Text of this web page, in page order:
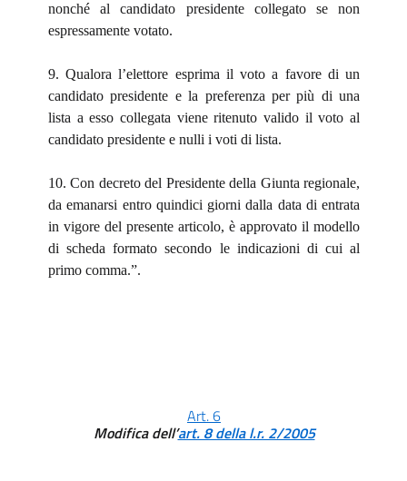
nonché al candidato presidente collegato se non
espressamente votato.
9. Qualora l’elettore esprima il voto a favore di un
candidato presidente e la preferenza per più di una
lista a esso collegata viene ritenuto valido il voto al
candidato presidente e nulli i voti di lista.
10. Con decreto del Presidente della Giunta regionale,
da emanarsi entro quindici giorni dalla data di entrata
in vigore del presente articolo, è approvato il modello
di scheda formato secondo le indicazioni di cui al
primo comma.”.
Art. 6
Modifica dell’art. 8 della l.r. 2/2005